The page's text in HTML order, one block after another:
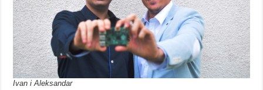
Ivan i Aleksandar